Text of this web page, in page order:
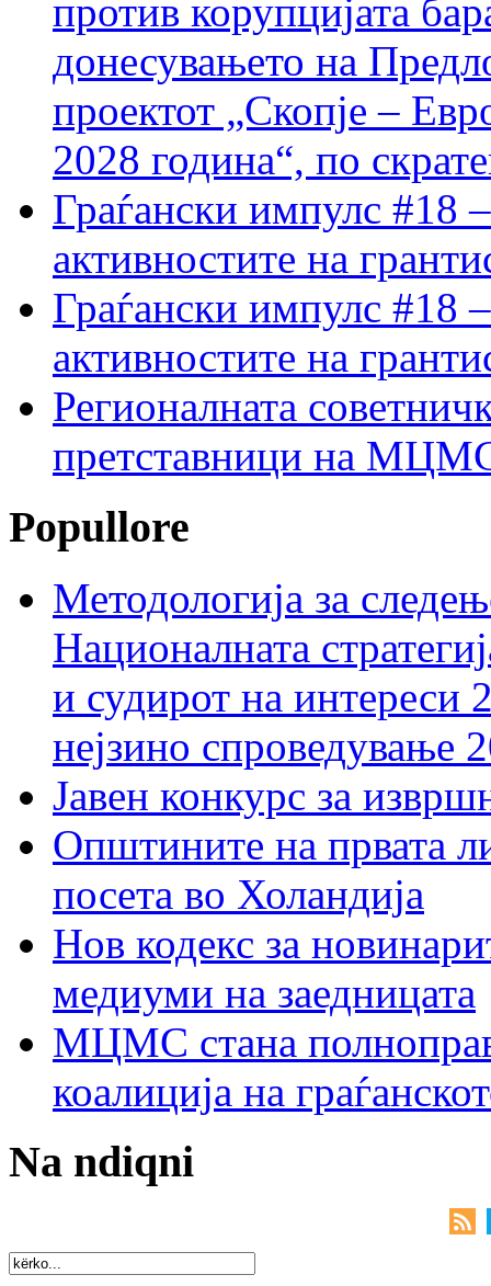
против корупцијата
донесувањето на
проектот „Скопје –
2028 година“, по
Граѓански импулс #18
активностите на
Граѓански импулс #18
активностите на
Регионалната
претставници на МЦМС
Popullore
Методологија за
Националната
и судирот на интереси
нејзино спроведување
Јавен конкурс за
Општините на првата
посета во Холандија
Нов кодекс за
медиуми на заедницата
МЦМС стана
коалиција на
Na ndiqni